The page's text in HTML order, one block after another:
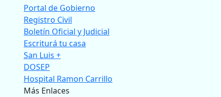
Portal de Gobierno
Registro Civil
Boletín Oficial y Judicial
Escriturá tu casa
San Luis +
DOSEP
Hospital Ramon Carrillo
Más Enlaces